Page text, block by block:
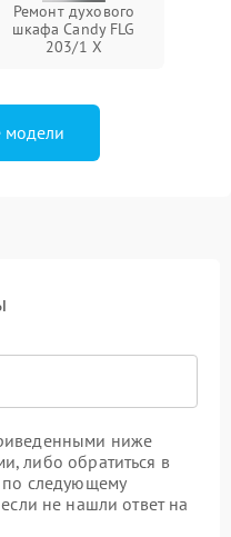
Ремонт духового
шкафа Candy FLG
203/1 X
модели
ниже
либо обратиться в
по следующему
если не нашли ответ на